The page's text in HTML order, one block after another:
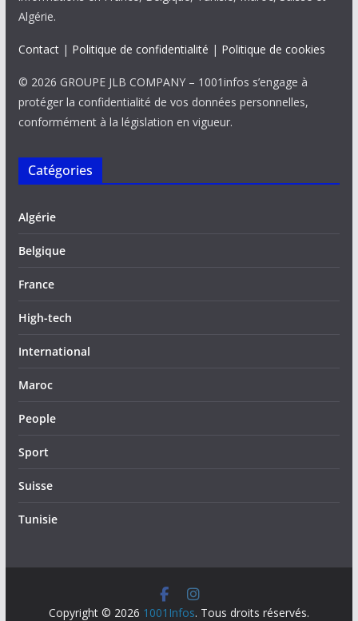
Algérie.
Contact| Politique de confidentialité | Politique de cookies
© 2026 GROUPE JLB COMPANY – 1001infos s’engage à
protéger la confidentialité de vos données personnelles,
conformément à la législation en vigueur.
Catégories
Algérie
Belgique
France
High-tech
International
Maroc
People
Sport
Suisse
Tunisie
Copyright © 2026 1001Infos. Tous droits réservés.